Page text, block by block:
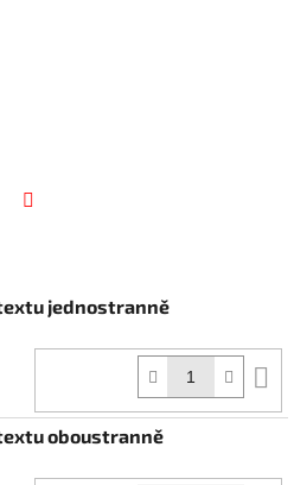
jednostranně
oboustranně